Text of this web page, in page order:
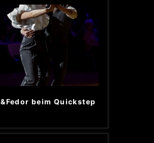
beim Quickstep